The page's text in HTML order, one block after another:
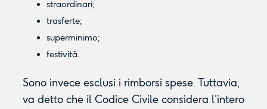
straordinari;
trasferte;
superminimo;
festività.
Sono invece esclusi i rimborsi spese. Tuttavia,
va detto che il Codice Civile considera l’intero